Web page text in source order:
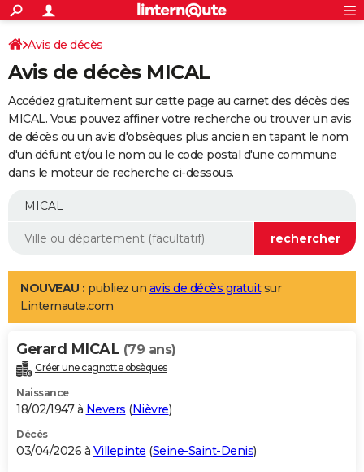
ACTUALITÉS
Politique
Société
Faits Divers
Education
Monde
Villes
+
SPORT
Coupe du monde 2026
Football
Tennis
Cyclisme
Rugby
Forum
Programme TV
TNT
Streaming
Cinéma
Sorties cinéma
Musique
+
FINANCE
Retraite
Impôts
Epargne
Immobilier
Risques naturels par ville
Banque
Assurance
Crédit
AUTO
Essais
Réserver un essai
Citadines
Berlines
SUV
Forum auto
+
Mobiles
Meilleur smartphone
Internet
Ordinateurs
Jeux vidéo
Guide high-tech
Aménagement intérieur
LIFESTYLE
Art de vivre
Bien-être
Loisirs
Mode
Modes de vie
Alimentation
Guide de la santé
Maladies
Médicaments
Sommeil
VOYAGE
Destinations
City break
Voyage nature
Voyage de noces
Forum
Climat
+PHOTO
GUIDES D'ACHAT
BONS PLANS
Avis de décès
Avis de décès MICAL
Accédez gratuitement sur cette page au carnet des décès des
MICAL. Vous pouvez affiner votre recherche ou trouver un avis
de décès ou un avis d'obsèques plus ancien en tapant le nom
d'un défunt et/ou le nom ou le code postal d'une commune
dans le moteur de recherche ci-dessous.
NOUVEAU : publiez un avis de décès gratuitsur
Linternaute.com
Gerard MICAL (79 ans)
Créer une cagnotte obsèques
Naissance
18/02/1947 à Nevers (Nièvre)
Décès
03/04/2026 à Villepinte (Seine-Saint-Denis)